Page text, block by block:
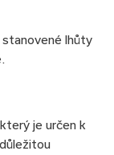
lhůty
je určen k